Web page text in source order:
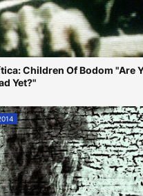
Children Of Bodom "Are
Yet?"